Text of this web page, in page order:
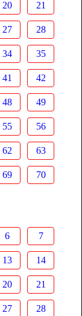
20 21
27 28
34 35
41 42
48 49
55 56
62 63
69 70
6 7
13 14
20 21
27 28